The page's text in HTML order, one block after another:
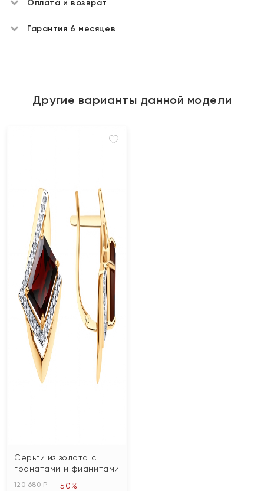
Оплата и возврат
Гарантия 6 месяцев
Другие варианты данной модели
Серьги из золота с
гранатами и фианитами
120 680 ₽ -50%